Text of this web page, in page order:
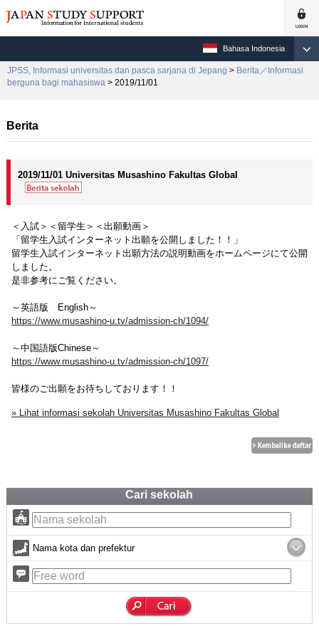
Bahasa Indonesia
JPSS, Informasi universitas dan pasca sarjana di Jepang > Berita／Informasi
berguna bagi mahasiswa > 2019/11/01
Berita
2019/11/01 Universitas Musashino Fakultas Global
＜入試＞＜留学生＞＜出願動画＞
「留学生入試インターネット出願を公開しました！！」
留学生入試インターネット出願方法の説明動画をホームページにて公開
しました。
是非参考にご覧ください。
～英語版 English～
https://www.musashino-u.tv/admission-ch/1094/
～中国語版Chinese～
https://www.musashino-u.tv/admission-ch/1097/
皆様のご出願をお待ちしております！！
» Lihat informasi sekolah Universitas Musashino Fakultas Global
Cari sekolah
Nama kota dan prefektur